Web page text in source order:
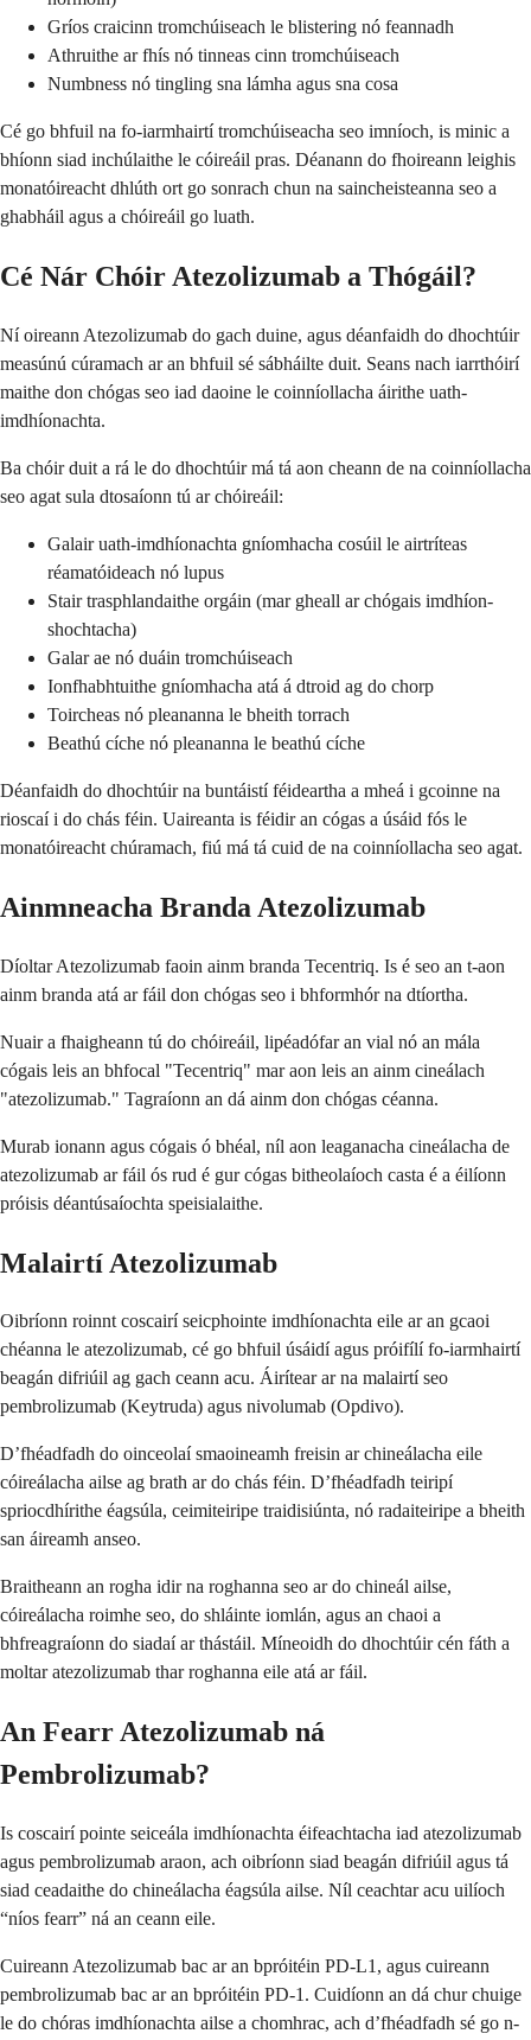
Gríos craicinn tromchúiseach le blistering nó feannadh
Athruithe ar fhís nó tinneas cinn tromchúiseach
Numbness nó tingling sna lámha agus sna cosa
Cé go bhfuil na fo-iarmhairtí tromchúiseacha seo imníoch, is minic a
bhíonn siad inchúlaithe le cóireáil pras. Déanann do fhoireann leighis
monatóireacht dhlúth ort go sonrach chun na saincheisteanna seo a
ghabháil agus a chóireáil go luath.
Cé Nár Chóir Atezolizumab a Thógáil?
Ní oireann Atezolizumab do gach duine, agus déanfaidh do dhochtúir
measúnú cúramach ar an bhfuil sé sábháilte duit. Seans nach iarrthóirí
maithe don chógas seo iad daoine le coinníollacha áirithe uath-
imdhíonachta.
Ba chóir duit a rá le do dhochtúir má tá aon cheann de na coinníollacha
seo agat sula dtosaíonn tú ar chóireáil:
Galair uath-imdhíonachta gníomhacha cosúil le airtríteas
réamatóideach nó lupus
Stair trasphlandaithe orgáin (mar gheall ar chógais imdhíon-
shochtacha)
Galar ae nó duáin tromchúiseach
Ionfhabhtuithe gníomhacha atá á dtroid ag do chorp
Toircheas nó pleananna le bheith torrach
Beathú cíche nó pleananna le beathú cíche
Déanfaidh do dhochtúir na buntáistí féideartha a mheá i gcoinne na
rioscaí i do chás féin. Uaireanta is féidir an cógas a úsáid fós le
monatóireacht chúramach, fiú má tá cuid de na coinníollacha seo agat.
Ainmneacha Branda Atezolizumab
Díoltar Atezolizumab faoin ainm branda Tecentriq. Is é seo an t-aon
ainm branda atá ar fáil don chógas seo i bhformhór na dtíortha.
Nuair a fhaigheann tú do chóireáil, lipéadófar an vial nó an mála
cógais leis an bhfocal "Tecentriq" mar aon leis an ainm cineálach
"atezolizumab." Tagraíonn an dá ainm don chógas céanna.
Murab ionann agus cógais ó bhéal, níl aon leaganacha cineálacha de
atezolizumab ar fáil ós rud é gur cógas bitheolaíoch casta é a éilíonn
próisis déantúsaíochta speisialaithe.
Malairtí Atezolizumab
Oibríonn roinnt coscairí seicphointe imdhíonachta eile ar an gcaoi
chéanna le atezolizumab, cé go bhfuil úsáidí agus próifílí fo-iarmhairtí
beagán difriúil ag gach ceann acu. Áirítear ar na malairtí seo
pembrolizumab (Keytruda) agus nivolumab (Opdivo).
D’fhéadfadh do oinceolaí smaoineamh freisin ar chineálacha eile
cóireálacha ailse ag brath ar do chás féin. D’fhéadfadh teiripí
spriocdhírithe éagsúla, ceimiteiripe traidisiúnta, nó radaiteiripe a bheith
san áireamh anseo.
Braitheann an rogha idir na roghanna seo ar do chineál ailse,
cóireálacha roimhe seo, do shláinte iomlán, agus an chaoi a
bhfreagraíonn do siadaí ar thástáil. Míneoidh do dhochtúir cén fáth a
moltar atezolizumab thar roghanna eile atá ar fáil.
An Fearr Atezolizumab ná
Pembrolizumab?
Is coscairí pointe seiceála imdhíonachta éifeachtacha iad atezolizumab
agus pembrolizumab araon, ach oibríonn siad beagán difriúil agus tá
siad ceadaithe do chineálacha éagsúla ailse. Níl ceachtar acu uilíoch
“níos fearr” ná an ceann eile.
Cuireann Atezolizumab bac ar an bpróitéin PD-L1, agus cuireann
pembrolizumab bac ar an bpróitéin PD-1. Cuidíonn an dá chur chuige
le do chóras imdhíonachta ailse a chomhrac, ach d’fhéadfadh sé go n-